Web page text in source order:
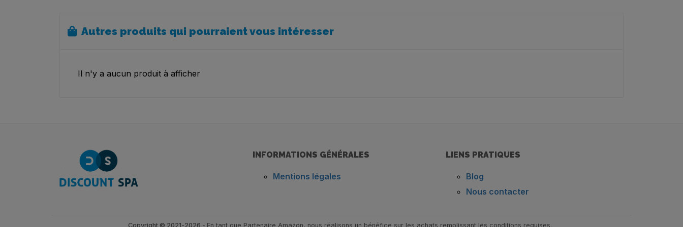
Autres produits qui pourraient vous intéresser
Il n'y a aucun produit à afficher
INFORMATIONS GÉNÉRALES
Mentions légales
LIENS PRATIQUES
Blog
Nous contacter
Copyright © 2021-2026 - En tant que Partenaire Amazon, nous réalisons un bénéfice sur les achats remplissant les conditions requises.